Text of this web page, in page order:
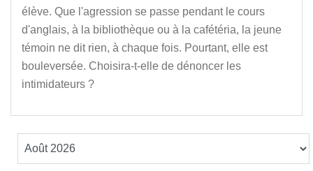
élève. Que l'agression se passe pendant le cours
d'anglais, à la bibliothèque ou à la cafétéria, la jeune
témoin ne dit rien, à chaque fois. Pourtant, elle est
bouleversée. Choisira-t-elle de dénoncer les
intimidateurs ?